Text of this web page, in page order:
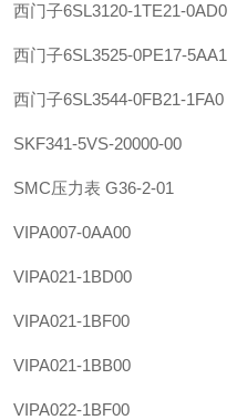
西门子6SL3120-1TE21-0AD0
西门子6SL3525-0PE17-5AA1
西门子6SL3544-0FB21-1FA0
SKF341-5VS-20000-00
SMC压力表 G36-2-01
VIPA007-0AA00
VIPA021-1BD00
VIPA021-1BF00
VIPA021-1BB00
VIPA022-1BF00